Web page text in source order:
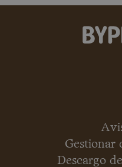
Gestionar
Descargo